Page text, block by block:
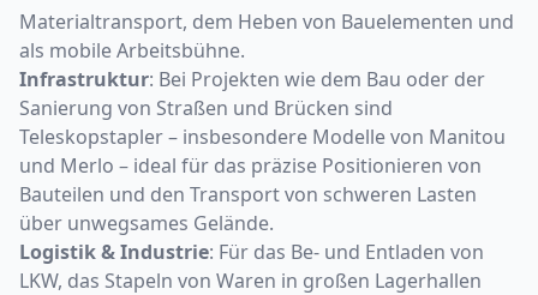
Materialtransport, dem Heben von Bauelementen und
als mobile Arbeitsbühne.
Infrastruktur: Bei Projekten wie dem Bau oder der
Sanierung von Straßen und Brücken sind
Teleskopstapler – insbesondere Modelle von Manitou
und Merlo – ideal für das präzise Positionieren von
Bauteilen und den Transport von schweren Lasten
über unwegsames Gelände.
Logistik & Industrie: Für das Be- und Entladen von
LKW, das Stapeln von Waren in großen Lagerhallen